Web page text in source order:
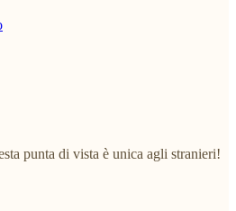
punta di vista è unica agli stranieri!